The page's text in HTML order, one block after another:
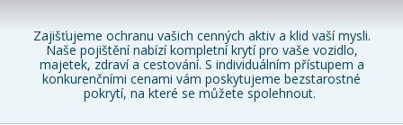
Zajišťujeme ochranu vašich cenných aktiv a klid vaší mysli.
Naše pojištění nabízí kompletní krytí pro vaše vozidlo,
majetek, zdraví a cestování. S individuálním přístupem a
konkurenčními cenami vám poskytujeme bezstarostné
pokrytí, na které se můžete spolehnout.